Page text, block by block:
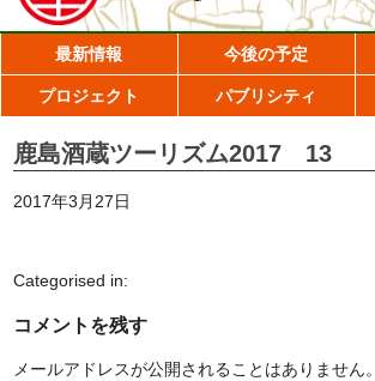
最新情報 今後の予定
プロジェクト パブリシティ
鹿島酒蔵ツーリズム2017 13
2017年3月27日
Categorised in:
コメントを残す
メールアドレスが公開されることはありません。